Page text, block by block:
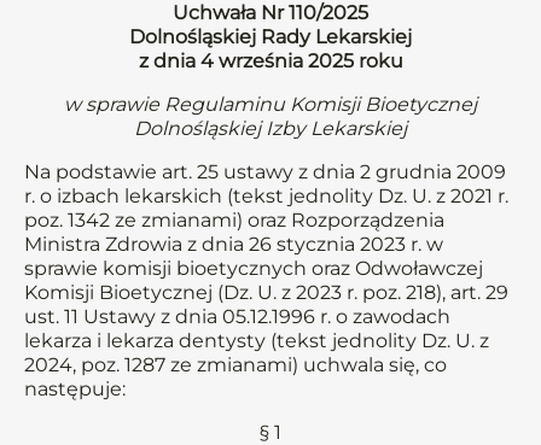
Uchwała Nr 110/2025
Dolnośląskiej Rady Lekarskiej
z dnia 4 września 2025 roku
w sprawie Regulaminu Komisji Bioetycznej
Dolnośląskiej Izby Lekarskiej
Na podstawie art. 25 ustawy z dnia 2 grudnia 2009
r. o izbach lekarskich (tekst jednolity Dz. U. z 2021 r.
poz. 1342 ze zmianami) oraz Rozporządzenia
Ministra Zdrowia z dnia 26 stycznia 2023 r. w
sprawie komisji bioetycznych oraz Odwoławczej
Komisji Bioetycznej (Dz. U. z 2023 r. poz. 218), art. 29
ust. 11 Ustawy z dnia 05.12.1996 r. o zawodach
lekarza i lekarza dentysty (tekst jednolity Dz. U. z
2024, poz. 1287 ze zmianami) uchwala się, co
następuje:
§ 1